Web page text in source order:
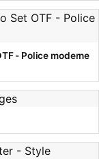
- Police moderne